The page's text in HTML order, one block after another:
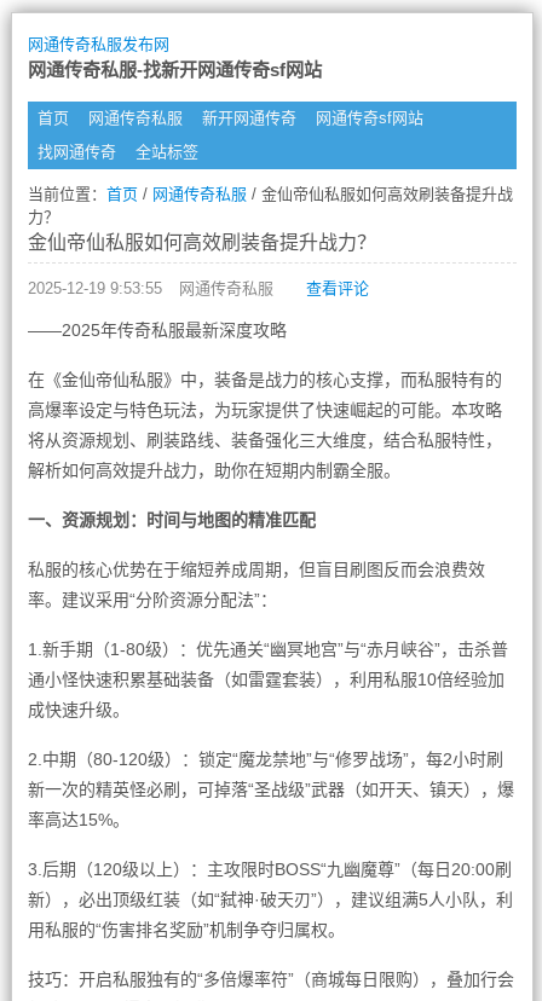
网通传奇私服发布网
网通传奇私服-找新开网通传奇sf网站
首页 网通传奇私服 新开网通传奇
网通传奇sf网站
找网通传奇
全站标签
当前位置： 首页/ 网通传奇私服 / 金仙帝仙私服如何高效刷装备提升战
力？
金仙帝仙私服如何高效刷装备提升战力？
2025-12-19 9:53:55 网通传奇私服 查看评论
——2025年传奇私服最新深度攻略
在《金仙帝仙私服》中，装备是战力的核心支撑，而私服特有的
高爆率设定与特色玩法，为玩家提供了快速崛起的可能。本攻略
将从资源规划、刷装路线、装备强化三大维度，结合私服特性，
解析如何高效提升战力，助你在短期内制霸全服。
一、资源规划：时间与地图的精准匹配
私服的核心优势在于缩短养成周期，但盲目刷图反而会浪费效
率。建议采用“分阶资源分配法”：
1.新手期（1-80级）：优先通关“幽冥地宫”与“赤月峡谷”，击杀普
通小怪快速积累基础装备（如雷霆套装），利用私服10倍经验加
成快速升级。
2.中期（80-120级）：锁定“魔龙禁地”与“修罗战场”，每2小时刷
新一次的精英怪必刷，可掉落“圣战级”武器（如开天、镇天），爆
率高达15%。
3.后期（120级以上）：主攻限时BOSS“九幽魔尊”（每日20:00刷
新），必出顶级红装（如“弑神·破天刃”），建议组满5人小队，利
用私服的“伤害排名奖励”机制争夺归属权。
技巧：开启私服独有的“多倍爆率符”（商城每日限购），叠加行会